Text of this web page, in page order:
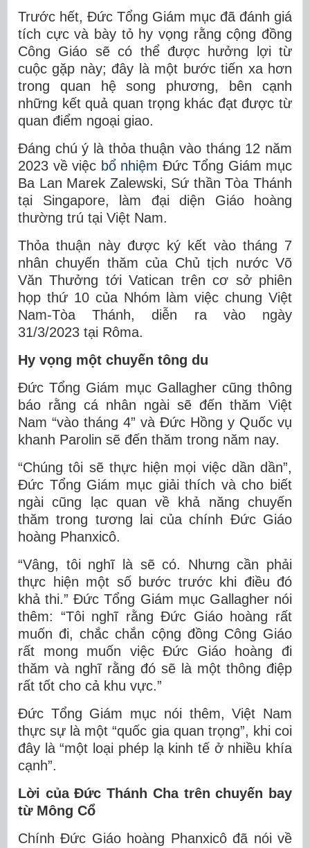
Trước hết, Đức Tổng Giám mục đã đánh giá
tích cực và bày tỏ hy vọng rằng cộng đồng
Công Giáo sẽ có thể được hưởng lợi từ
cuộc gặp này; đây là một bước tiến xa hơn
trong quan hệ song phương, bên cạnh
những kết quả quan trọng khác đạt được từ
quan điểm ngoại giao.
Đáng chú ý là thỏa thuận vào tháng 12 năm
2023 về việc bổ nhiệm Đức Tổng Giám mục
Ba Lan Marek Zalewski, Sứ thần Tòa Thánh
tại Singapore, làm đại diện Giáo hoàng
thường trú tại Việt Nam.
Thỏa thuận này được ký kết vào tháng 7
nhân chuyến thăm của Chủ tịch nước Võ
Văn Thưởng tới Vatican trên cơ sở phiên
họp thứ 10 của Nhóm làm việc chung Việt
Nam-Tòa Thánh, diễn ra vào ngày
31/3/2023 tại Rôma.
Hy vọng một chuyến tông du
Đức Tổng Giám mục Gallagher cũng thông
báo rằng cá nhân ngài sẽ đến thăm Việt
Nam “vào tháng 4” và Đức Hồng y Quốc vụ
khanh Parolin sẽ đến thăm trong năm nay.
“Chúng tôi sẽ thực hiện mọi việc dần dần”,
Đức Tổng Giám mục giải thích và cho biết
ngài cũng lạc quan về khả năng chuyến
thăm trong tương lai của chính Đức Giáo
hoàng Phanxicô.
“Vâng, tôi nghĩ là sẽ có. Nhưng cần phải
thực hiện một số bước trước khi điều đó
khả thi.” Đức Tổng Giám mục Gallagher nói
thêm: “Tôi nghĩ rằng Đức Giáo hoàng rất
muốn đi, chắc chắn cộng đồng Công Giáo
rất mong muốn việc Đức Giáo hoàng đi
thăm và nghĩ rằng đó sẽ là một thông điệp
rất tốt cho cả khu vực.”
Đức Tổng Giám mục nói thêm, Việt Nam
thực sự là một “quốc gia quan trọng”, khi coi
đây là “một loại phép lạ kinh tế ở nhiều khía
cạnh”.
Lời của Đức Thánh Cha trên chuyến bay
từ Mông Cổ
Chính Đức Giáo hoàng Phanxicô đã nói về